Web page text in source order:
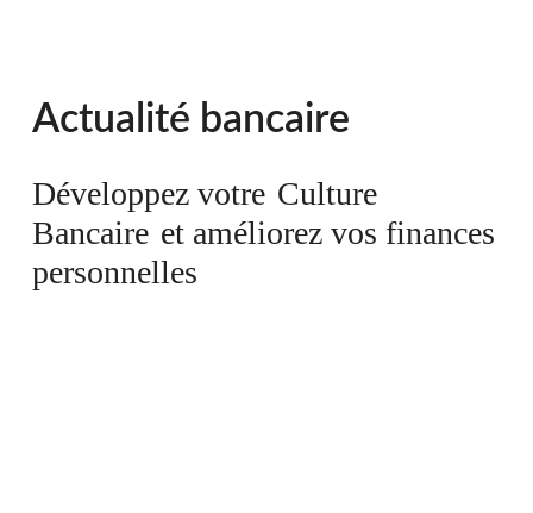
Actualité bancaire
Développez votre Culture
Bancaire et améliorez vos finances
personnelles